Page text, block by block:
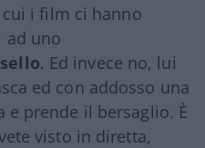
i film ci hanno
ad uno
. Ed invece no, lui
ed con addosso una
e prende il bersaglio. È
visto in diretta,